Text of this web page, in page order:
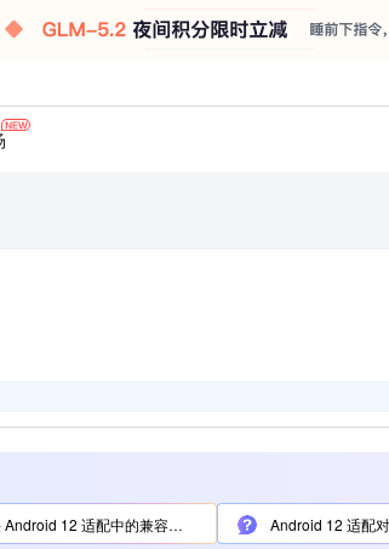
12 适配中的兼容性问题？ Android 12 适配对